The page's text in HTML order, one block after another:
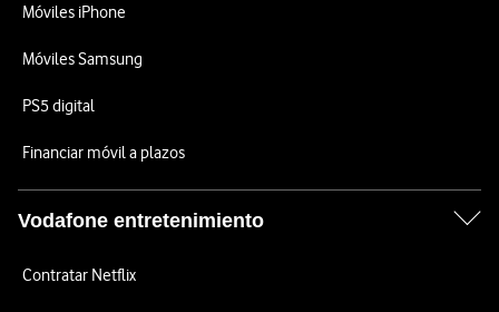
Móviles iPhone
Móviles Samsung
PS5 digital
Financiar móvil a plazos
Vodafone entretenimiento
Contratar Netflix